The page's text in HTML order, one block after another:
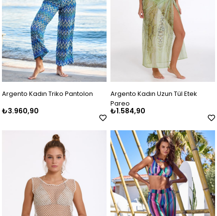
Argento Kadın Triko Pantolon
₺3.960,90
Argento Kadın Uzun Tül Etek
Pareo
₺1.584,90